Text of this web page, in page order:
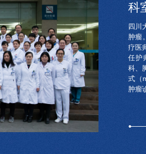
科
四川
肿瘤
疗医
任护
科、
式（
肿瘤